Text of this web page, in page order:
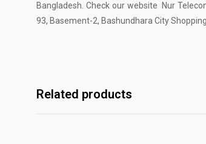
Bangladesh. Check our website Nur
93, Basement-2, Bashundhara City
Related products